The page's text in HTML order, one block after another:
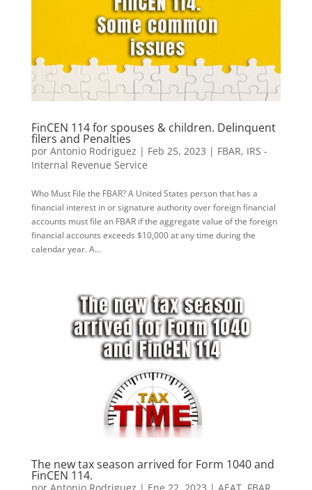
FinCEN 114 for spouses & children. Delinquent
filers and Penalties
por Antonio Rodriguez | Feb 25, 2023 | FBAR, IRS -
Internal Revenue Service
Who Must File the FBAR? A United States person that has a
financial interest in or signature authority over foreign financial
accounts must file an FBAR if the aggregate value of the foreign
financial accounts exceeds $10,000 at any time during the
calendar year. A...
The new tax season arrived for Form 1040 and
FinCEN 114.
por Antonio Rodriguez | Ene 22, 2023 | AEAT, FBAR